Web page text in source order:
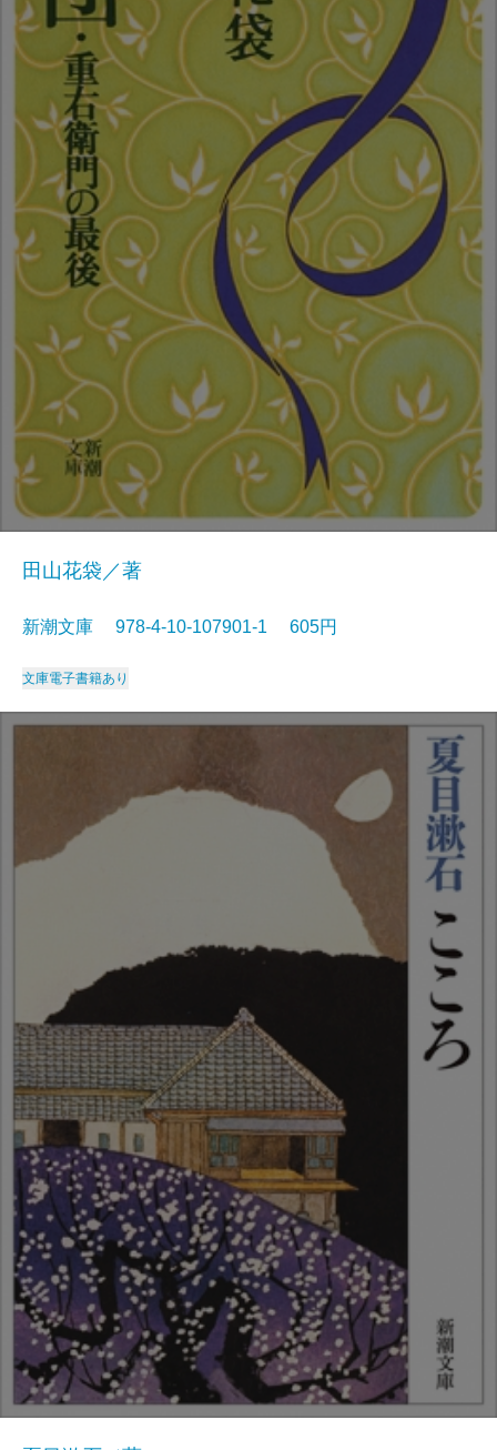
田山花袋／著
新潮文庫 978-4-10-107901-1 605円
文庫電子書籍あり